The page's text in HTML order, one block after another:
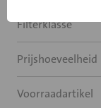
Filterklasse
Prijshoeveelheid
Voorraadartikel